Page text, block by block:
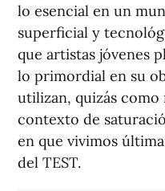
lo esencial en un
superficial y
que artistas jóvenes
lo primordial en su
utilizan, quizás como
contexto de
en que vivimos
del TEST.